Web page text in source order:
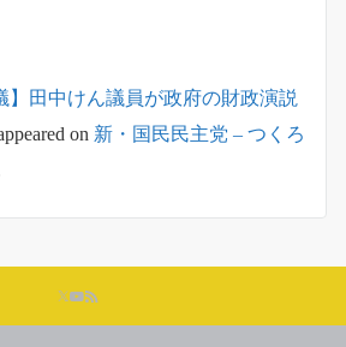
】田中けん議員が政府の財政演説
on 新・国民民主党 – つくろ